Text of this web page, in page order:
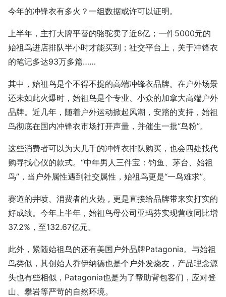
今年的冲锋衣有多火？一组数据或许可以证明。
上半年，主打大牌平替的骆驼卖了近8亿；一件5000元的
始祖鸟进店排队半小时才能买到；社交平台上，关于冲锋衣
的笔记多达93万多篇……
其中，始祖鸟是个不得不提的高端冲锋衣品牌。在户外场景
还未如此火爆时，始祖鸟是个专业、小众的加拿大高端户外
品牌。近几年，随着户外运动掀起风潮，安踏的支持，始祖
鸟彻底在国内冲锋衣市场打开声量，并催生一批“鸟粉”。
这些消费者可以为大几千的冲锋衣排队购买，也会四处找代
购寻找心仪的款式。“中年男人三件宝：钓鱼、茅台、始祖
鸟”，当户外属性遇到社交属性，始祖鸟更是“一鸟难求”。
赛道的井喷、消费者的火热，更是直接给品牌带来实打实的
好成绩。今年上半年，始祖鸟母公司亚玛芬实现营收同比增
37.2%，至132.67亿元。
此外，紧随始祖鸟的还有美国户外品牌Patagonia。与始祖
鸟类似，其创始人乔伊纳德也是个户外发烧友，产品理念源
头也有些相似，Patagonia也是为了帮助背包客们，应对登
山、攀岩等严苛的自然环境。